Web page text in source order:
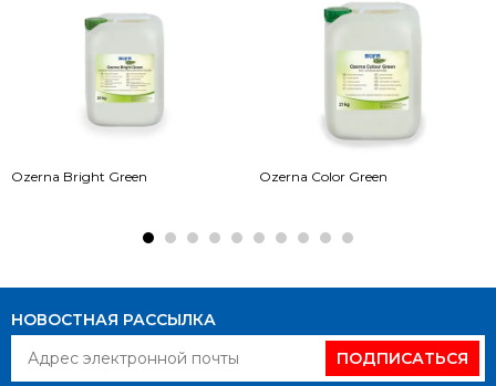
Ozerna Bright Green Ozerna Color Green
НОВОСТНАЯ РАССЫЛКА
ПОДПИСАТЬСЯ